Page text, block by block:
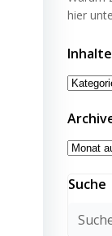
hier
Inhalte
Inhalte
Archive
Suche